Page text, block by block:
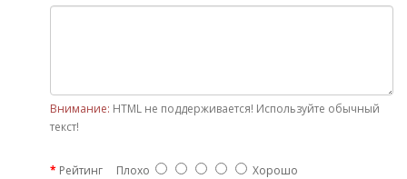
Внимание: HTML не поддерживается! Используйте обычный
текст!
Рейтинг Плохо Хорошо